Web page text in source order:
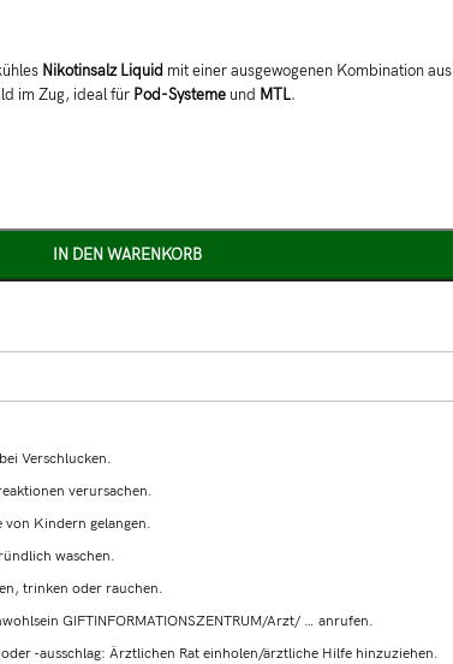
Nikotinsalz Liquid mit einer ausgewogenen Kombination aus
im Zug, ideal für Pod-Systeme und MTL.
IN DEN WARENKORB
Verschlucken.
verursachen.
Kindern gelangen.
waschen.
trinken oder rauchen.
GIFTINFORMATIONSZENTRUM/Arzt/ … anrufen.
-ausschlag: Ärztlichen Rat einholen/ärztliche Hilfe hinzuziehen.